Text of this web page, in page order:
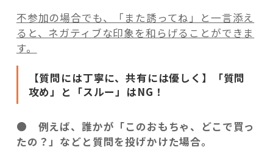
不参加の場合でも、「また誘ってね」と一言添え
ると、ネガティブな印象を和らげることができま
す。
【質問には丁寧に、共有には優しく】「質問
攻め」と「スルー」はNG！
● 例えば、誰かが「このおもちゃ、どこで買っ
たの？」などと質問を投げかけた場合。